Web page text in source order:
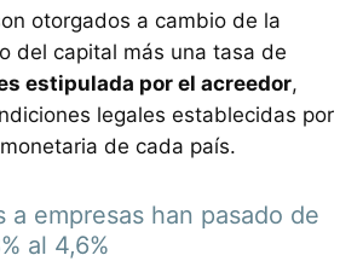
otorgados a cambio de la
del capital más una tasa de
estipulada por el acreedor,
legales establecidas por
de cada país.
a empresas han pasado de
al 4,6%